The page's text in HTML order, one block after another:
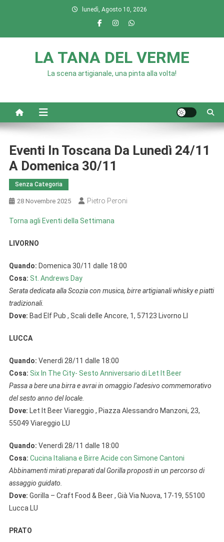
lunedì, Agosto 10, 2026
LA TANA DEL VERME
La scena artigianale, una pinta alla volta!
Eventi In Toscana Da Lunedì 24/11
A Domenica 30/11
Senza Categoria
28 Novembre 2025 Pietro Peroni
Torna agli Eventi della Settimana
LIVORNO
Quando: Domenica 30/11 dalle 18:00
Cosa: St. Andrews Day
Serata dedicata alla Scozia con musica, birre artigianali whisky e piatti
tradizionali.
Dove: Bad Elf Pub , Scali delle Ancore, 1, 57123 Livorno LI
LUCCA
Quando: Venerdì 28/11 dalle 18:00
Cosa: Six In The City- Sesto Anniversario di Let It Beer
Passa a bere una birra e avrai in omaggio l’adesivo commemorativo
del sesto anno del locale.
Dove: Let It Beer Viareggio , Piazza Alessandro Manzoni, 23,
55049 Viareggio LU
Quando: Venerdì 28/11 dalle 18:00
Cosa: Cucina Italiana e Birre Acide con Simone Cantoni
Abbinamenti mirati preparati dal Gorilla proposti in un percorso di
assaggio guidato.
Dove: Gorilla – Craft Food & Beer , Già Via Nuova, 17-19, 55100
Lucca LU
PRATO